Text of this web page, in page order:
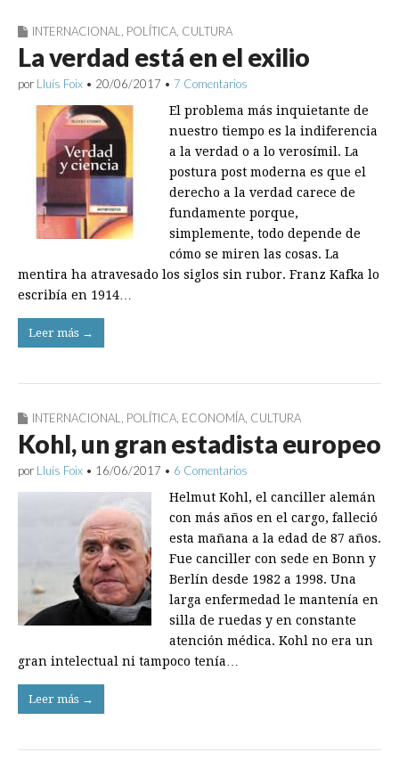
INTERNACIONAL, POLÍTICA, CULTURA
La verdad está en el exilio
por Lluís Foix • 20/06/2017 • 7 Comentarios
El problema más inquietante de
nuestro tiempo es la indiferencia
a la verdad o a lo verosímil. La
postura post moderna es que el
derecho a la verdad carece de
fundamente porque,
simplemente, todo depende de
cómo se miren las cosas. La
mentira ha atravesado los siglos sin rubor. Franz Kafka lo
escribía en 1914…
Leer más →
INTERNACIONAL POLÍTICA ECONOMÍA CULTURA
Kohl, un gran estadista europeo
por Lluís Foix • 16/06/2017 • 6 Comentarios
Helmut Kohl, el canciller alemán
con más años en el cargo, falleció
esta mañana a la edad de 87 años.
Fue canciller con sede en Bonn y
Berlín desde 1982 a 1998. Una
larga enfermedad le mantenía en
silla de ruedas y en constante
atención médica. Kohl no era un
gran intelectual ni tampoco tenía…
Leer más →